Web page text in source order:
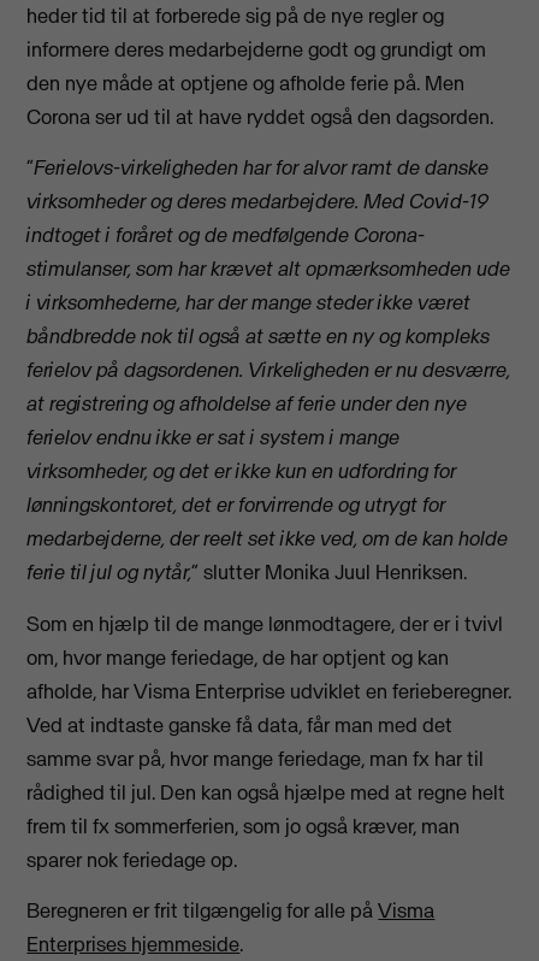
heder tid til at forberede sig på de nye regler og
informere deres medarbejderne godt og grundigt om
den nye måde at optjene og afholde ferie på. Men
Corona ser ud til at have ryddet også den dagsorden.
”Ferielovs-virkeligheden har for alvor ramt de danske
virksomheder og deres medarbejdere. Med Covid-19
indtoget i foråret og de medfølgende Corona-
stimulanser, som har krævet alt opmærksomheden ude
i virksomhederne, har der mange steder ikke været
båndbredde nok til også at sætte en ny og kompleks
ferielov på dagsordenen. Virkeligheden er nu desværre,
at registrering og afholdelse af ferie under den nye
ferielov endnu ikke er sat i system i mange
virksomheder, og det er ikke kun en udfordring for
lønnings­kontoret, det er forvirrende og utrygt for
medarbejderne, der reelt set ikke ved, om de kan holde
ferie til jul og nytår,” slutter Monika Juul Henriksen.
Som en hjælp til de mange lønmodtagere, der er i tvivl
om, hvor mange feriedage, de har optjent og kan
afholde, har Visma Enterprise udviklet en ferieberegner.
Ved at indtaste ganske få data, får man med det
samme svar på, hvor mange feriedage, man fx har til
rådighed til jul. Den kan også hjælpe med at regne helt
frem til fx sommerferien, som jo også kræver, man
sparer nok feriedage op.
Beregneren er frit tilgængelig for alle påVisma
Enterprises hjemmeside.